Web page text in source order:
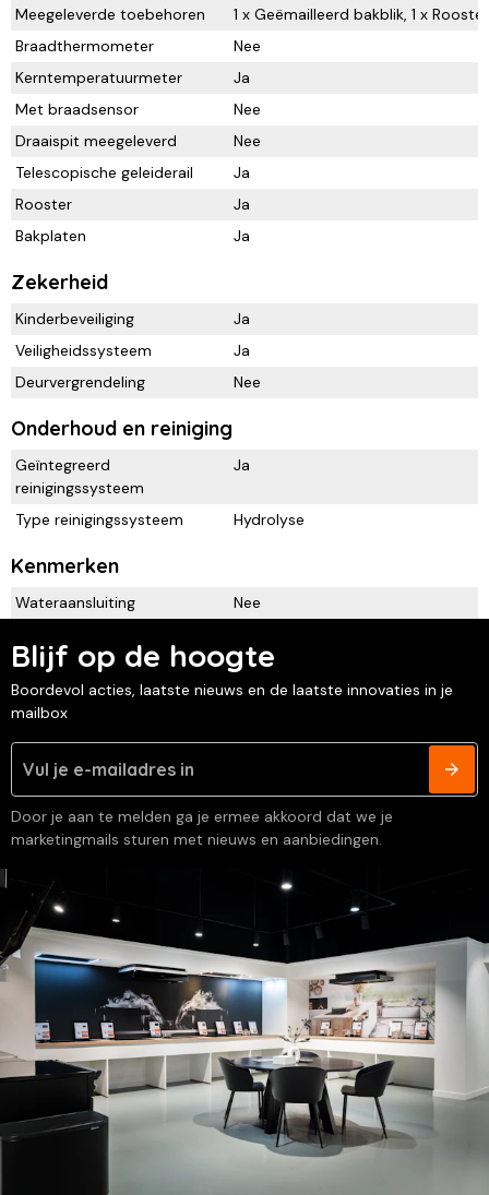
Meegeleverde toebehoren
1 x Geëmailleerd bakblik, 1 x
Braadthermometer
Nee
Kerntemperatuurmeter
Ja
Met braadsensor
Nee
Draaispit meegeleverd
Nee
Telescopische geleiderail
Ja
Rooster
Ja
Bakplaten
Ja
Zekerheid
Kinderbeveiliging
Ja
Veiligheidssysteem
Ja
Deurvergrendeling
Nee
Onderhoud en reiniging
Geïntegreerd
reinigingssysteem
Ja
Type reinigingssysteem Hydrolyse
Kenmerken
Wateraansluiting Nee
Blijf op de hoogte
Boordevol acties, laatste nieuws en de laatste innovaties in je
mailbox
Door je aan te melden ga je ermee akkoord dat we je
marketingmails sturen met nieuws en aanbiedingen.